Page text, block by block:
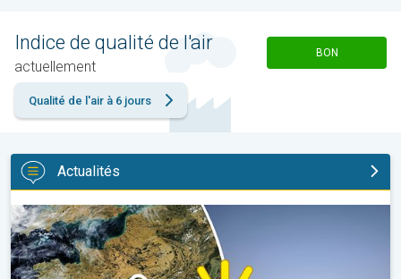
Indice de qualité de l'air
actuellement
BON
Qualité de l'air à 6 jours
Actualités
Sécheresse record et nouvelle canicule. France : été